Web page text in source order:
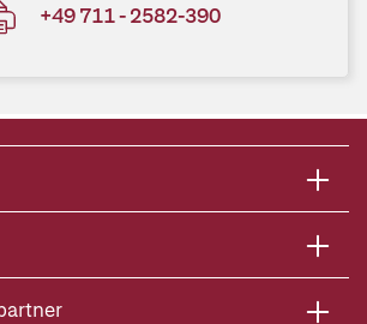
+49 711 - 2582-390